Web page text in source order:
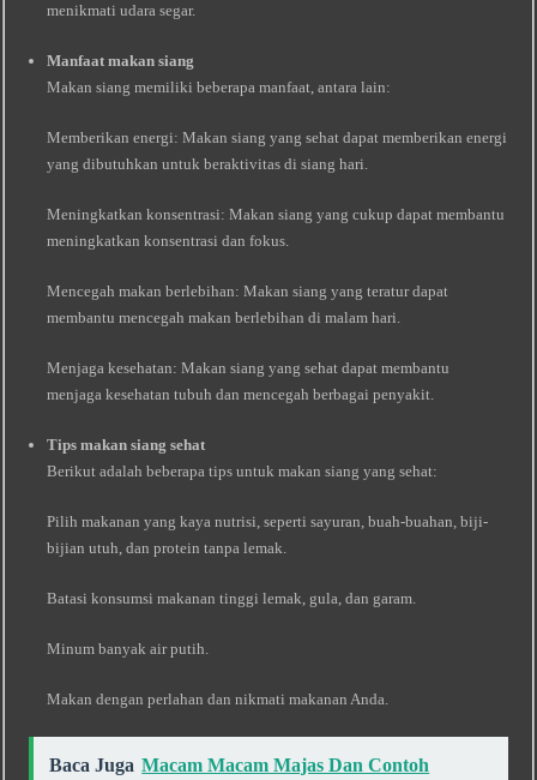
menikmati udara segar.
Manfaat makan siang
Makan siang memiliki beberapa manfaat, antara lain:
Memberikan energi: Makan siang yang sehat dapat memberikan energi
yang dibutuhkan untuk beraktivitas di siang hari.
Meningkatkan konsentrasi: Makan siang yang cukup dapat membantu
meningkatkan konsentrasi dan fokus.
Mencegah makan berlebihan: Makan siang yang teratur dapat
membantu mencegah makan berlebihan di malam hari.
Menjaga kesehatan: Makan siang yang sehat dapat membantu
menjaga kesehatan tubuh dan mencegah berbagai penyakit.
Tips makan siang sehat
Berikut adalah beberapa tips untuk makan siang yang sehat:
Pilih makanan yang kaya nutrisi, seperti sayuran, buah-buahan, biji-
bijian utuh, dan protein tanpa lemak.
Batasi konsumsi makanan tinggi lemak, gula, dan garam.
Minum banyak air putih.
Makan dengan perlahan dan nikmati makanan Anda.
Baca Juga Macam Macam Majas Dan Contoh